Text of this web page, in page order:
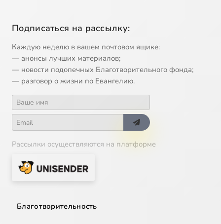
Подписаться на рассылку:
Каждую неделю в вашем почтовом ящике:
— анонсы лучших материалов;
— новости подопечных Благотворительного фонда;
— разговор о жизни по Евангелию.
Рассылки осуществляются на платформе
Благотворительность